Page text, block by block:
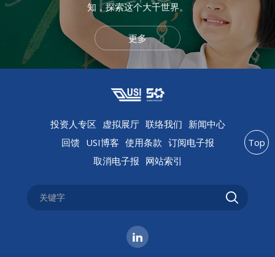
知，探索这个大千世界。
更多
投资人专区 虚拟展厅 联络我们 新闻中心
回馈 USI博客 使用条款 订阅电子报
取消电子报 网站索引
Top